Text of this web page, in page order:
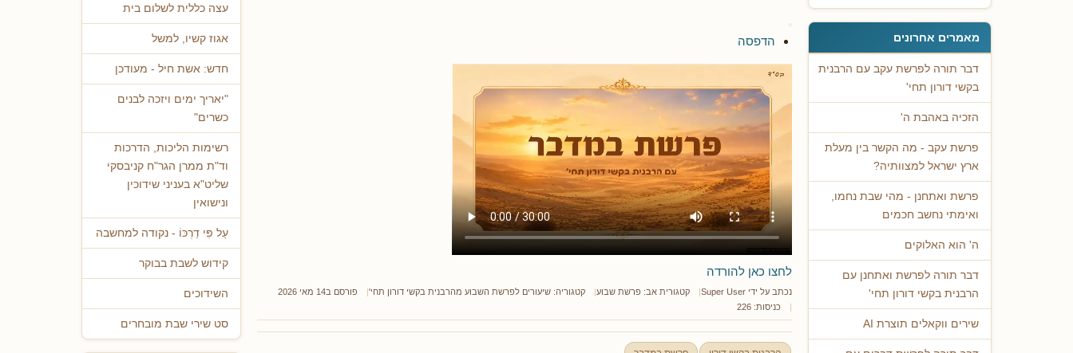
מאמרים אחרונים
דבר תורה לפרשת עקב עם הרבנית
בקשי דורון תחי'
הזכיה באהבת ה'
פרשת עקב - מה הקשר בין מעלת
ארץ ישראל למצוותיה?
פרשת ואתחנן - מהי שבת נחמו,
ואימתי נחשב חכמים
ה' הוא האלוקים
דבר תורה לפרשת ואתחנן עם
הרבנית בקשי דורון תחי'
שירים ווקאלים תוצרת AI
הדפסה
לחצו כאן להורדה
נכתב על ידי Super User קטגורית אב: פרשת שבוע קטגוריה: שיעורים לפרשת השבוע מהרבנית בקשי דורון תחי'
פורסם ב14 מאי 2026
כניסות: 226
עצה כללית לשלום בית
אגוז קשיו, למשל
חדש: אשת חיל - מעודכן
"יאריך ימים ויזכה לבנים
כשרים"
רשימות הליכות, הדרכות
וד"ת ממרן הגר"ח קניבסקי
שליט"א בעניני שידוכין
ונישואין
עַל פִּי דַרְכּוֹ - נקודה למחשבה
קידוש לשבת בבוקר
השידוכים
סט שירי שבת מובחרים